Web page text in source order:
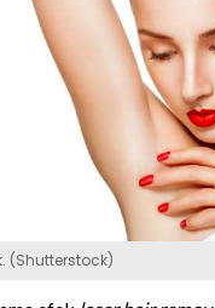
(Shutterstock)